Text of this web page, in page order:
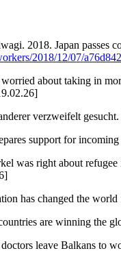
2018. Japan passes
2018/12/07/
about taking in
verzweifelt
support for
was right about
has changed the world
are winning the
leave Balkans to